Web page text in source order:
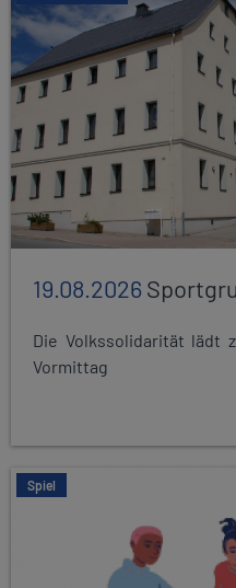
19.08.2026
Die Volkssolidarität lädt
Vormittag
Spiel